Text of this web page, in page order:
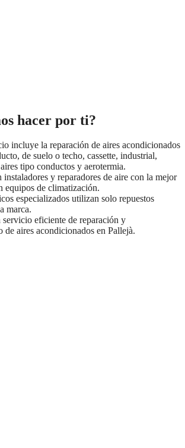
hacer por ti?
incluye la reparación de aires acondicionados
de suelo o techo, cassette, industrial,
tipo conductos y aerotermia.
instaladores y reparadores de aire con la mejor
equipos de climatización.
especializados utilizan solo repuestos
marca.
servicio eficiente de reparación y
de aires acondicionados en Pallejà.